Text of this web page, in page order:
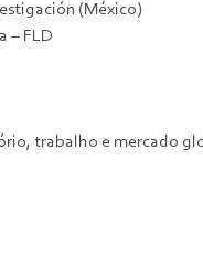
(México)
– FLD
trabalho e mercado